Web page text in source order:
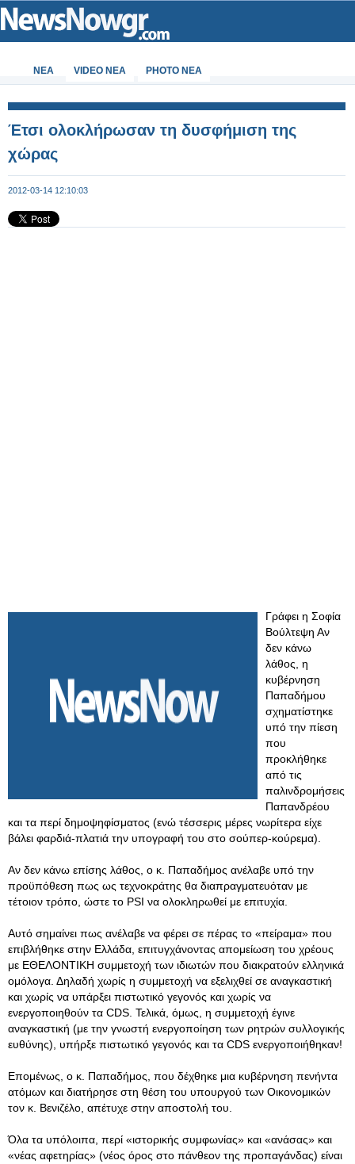
ΝΕΑ VIDEO NEA PHOTO NEA
Έτσι ολοκλήρωσαν τη δυσφήμιση της
χώρας
2012-03-14 12:10:03
Γράφει η Σοφία
Βούλτεψη Αν
δεν κάνω
λάθος, η
κυβέρνηση
Παπαδήμου
σχηματίστηκε
υπό την πίεση
που
προκλήθηκε
από τις
παλινδρομήσεις
Παπανδρέου
και τα περί δημοψηφίσματος (ενώ τέσσερις μέρες νωρίτερα είχε
βάλει φαρδιά-πλατιά την υπογραφή του στο σούπερ-κούρεμα).
Αν δεν κάνω επίσης λάθος, ο κ. Παπαδήμος ανέλαβε υπό την
προϋπόθεση πως ως τεχνοκράτης θα διαπραγματευόταν με
τέτοιον τρόπο, ώστε το PSI να ολοκληρωθεί με επιτυχία.
Αυτό σημαίνει πως ανέλαβε να φέρει σε πέρας το «πείραμα» που
επιβλήθηκε στην Ελλάδα, επιτυγχάνοντας απομείωση του χρέους
με ΕΘΕΛΟΝΤΙΚΗ συμμετοχή των ιδιωτών που διακρατούν ελληνικά
ομόλογα. Δηλαδή χωρίς η συμμετοχή να εξελιχθεί σε αναγκαστική
και χωρίς να υπάρξει πιστωτικό γεγονός και χωρίς να
ενεργοποιηθούν τα CDS. Τελικά, όμως, η συμμετοχή έγινε
αναγκαστική (με την γνωστή ενεργοποίηση των ρητρών συλλογικής
ευθύνης), υπήρξε πιστωτικό γεγονός και τα CDS ενεργοποιήθηκαν!
Επομένως, ο κ. Παπαδήμος, που δέχθηκε μια κυβέρνηση πενήντα
ατόμων και διατήρησε στη θέση του υπουργού των Οικονομικών
τον κ. Βενιζέλο, απέτυχε στην αποστολή του.
Όλα τα υπόλοιπα, περί «ιστορικής συμφωνίας» και «ανάσας» και
«νέας αφετηρίας» (νέος όρος στο πάνθεον της προπαγάνδας) είναι